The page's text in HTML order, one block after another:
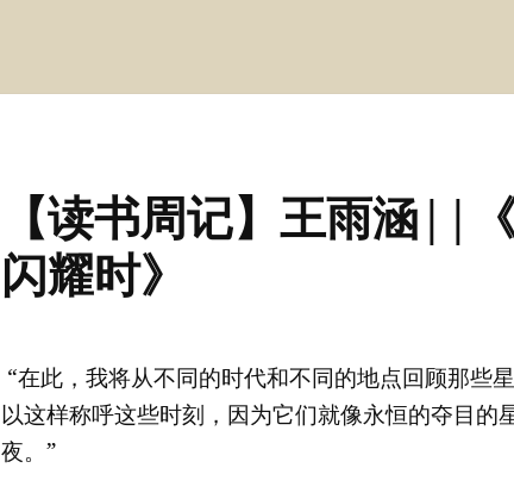
【读书周记】王雨涵||
闪耀时》
“在此，我将从不同的时代和不同的地点回顾那些
以这样称呼这些时刻，因为它们就像永恒的夺目的
夜。”